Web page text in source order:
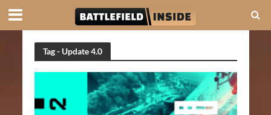
Tag - Update 4.0